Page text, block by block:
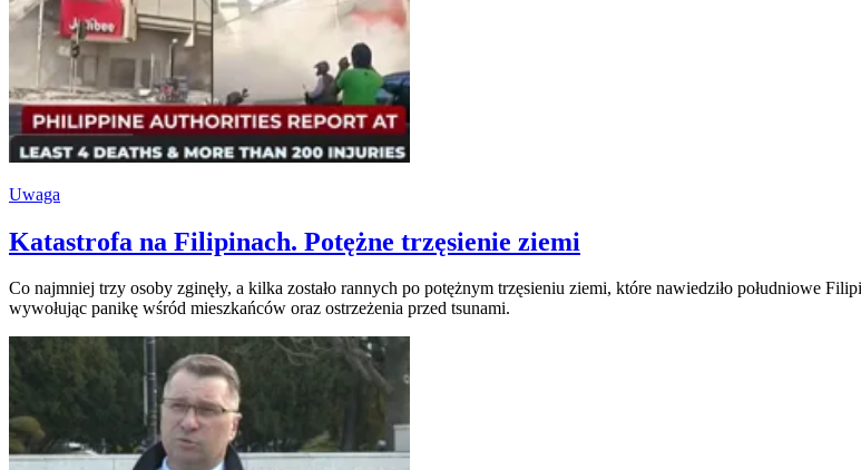
Uwaga
Katastrofa na Filipinach. Potężne trzęsienie ziemi
Co najmniej trzy osoby zginęły, a kilka zostało rannych po potężnym trzęsieniu ziemi, które nawiedziło południowe
wywołując panikę wśród mieszkańców oraz ostrzeżenia przed tsunami.